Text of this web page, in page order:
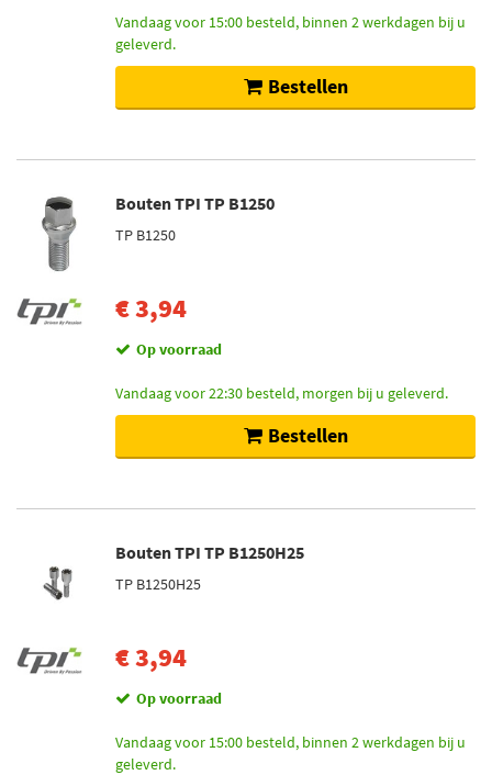
Vandaag voor 15:00 besteld, binnen 2 werkdagen bij u
geleverd.
Bestellen
Bouten TPI TP B1250
TP B1250
€ 3,94
Op voorraad
Vandaag voor 22:30 besteld, morgen bij u geleverd.
Bestellen
Bouten TPI TP B1250H25
TP B1250H25
€ 3,94
Op voorraad
Vandaag voor 15:00 besteld, binnen 2 werkdagen bij u
geleverd.